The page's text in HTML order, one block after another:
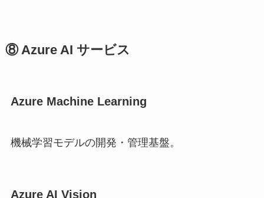
⑧ Azure AI サービス
Azure Machine Learning
機械学習モデルの開発・管理基盤。
Azure AI Vision